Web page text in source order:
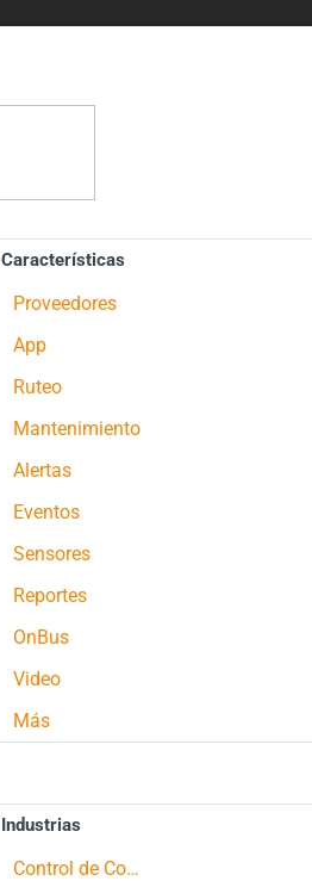
Características
Proveedores
App
Ruteo
Mantenimiento
Alertas
Eventos
Sensores
Reportes
OnBus
Video
Más
Industrias
Control de Combustible